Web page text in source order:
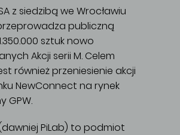
z siedzibą we Wrocławiu
publiczną
sztuk nowo
Akcji serii M. Celem
również przeniesienie akcji
NewConnect na rynek
GPW.
PiLab) to podmiot